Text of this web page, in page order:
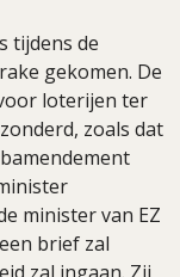
tijdens de
gekomen. De
loterijen ter
zoals dat
minister van EZ
brief zal